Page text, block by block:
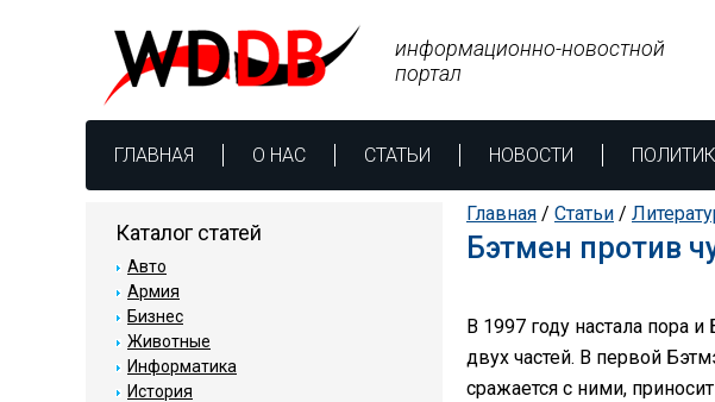
ГЛАВНАЯ О НАС СТАТЬИ НОВОСТИ
информационно-новостной
портал
Главная / Статьи /
Бэтмен против
В 1997 году настала пора
двух частей. В первой
сражается с ними,
Каталог статей
Авто
Армия
Бизнес
Животные
Информатика
История